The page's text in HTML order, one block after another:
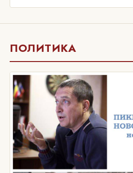
ПОЛИТИКА